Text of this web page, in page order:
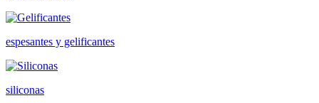
espesantes y gelificantes
siliconas